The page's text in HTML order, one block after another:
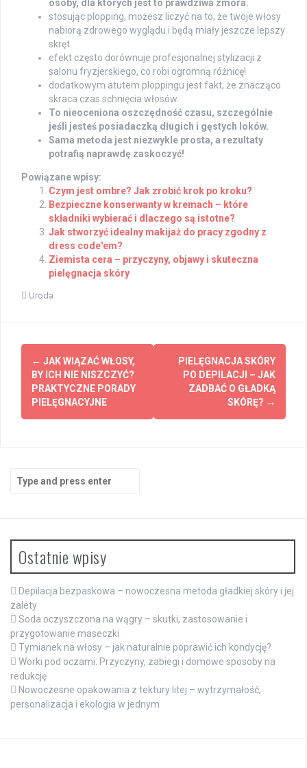
osoby, dla których jest to prawdziwa zmora.
stosując plopping, możesz liczyć na to, że twoje włosy
nabiorą zdrowego wyglądu i będą miały jeszcze lepszy
skręt.
efekt często dorównuje profesjonalnej stylizacji z
salonu fryzjerskiego, co robi ogromną różnicę!
dodatkowym atutem ploppingu jest fakt, że znacząco
skraca czas schnięcia włosów.
To nieoceniona oszczędność czasu, szczególnie
jeśli jesteś posiadaczką długich i gęstych loków.
Sama metoda jest niezwykle prosta, a rezultaty
potrafią naprawdę zaskoczyć!
Powiązane wpisy:
Czym jest ombre? Jak zrobić krok po kroku?
Bezpieczne konserwanty w kremach – które
składniki wybierać i dlaczego są istotne?
Jak stworzyć idealny makijaż do pracy zgodny z
dress code'em?
Ziemista cera – przyczyny, objawy i skuteczna
pielęgnacja skóry
Uroda
Post
navigation
← JAK WIĄZAĆ WŁOSY,
BY ICH NIE NISZCZYĆ?
PRAKTYCZNE PORADY
PIELĘGNACYJNE
PIELĘGNACJA SKÓRY
PO DEPILACJI – JAK
ZADBAĆ O GŁADKĄ
SKÓRĘ? →
Search
for:
Ostatnie wpisy
Depilacja bezpaskowa – nowoczesna metoda gładkiej skóry i jej
zalety
Soda oczyszczona na wągry – skutki, zastosowanie i
przygotowanie maseczki
Tymianek na włosy – jak naturalnie poprawić ich kondycję?
Worki pod oczami: Przyczyny, zabiegi i domowe sposoby na
redukcję
Nowoczesne opakowania z tektury litej – wytrzymałość,
personalizacja i ekologia w jednym